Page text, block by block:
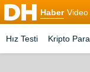
Haber Video
Hız Testi Kripto Para